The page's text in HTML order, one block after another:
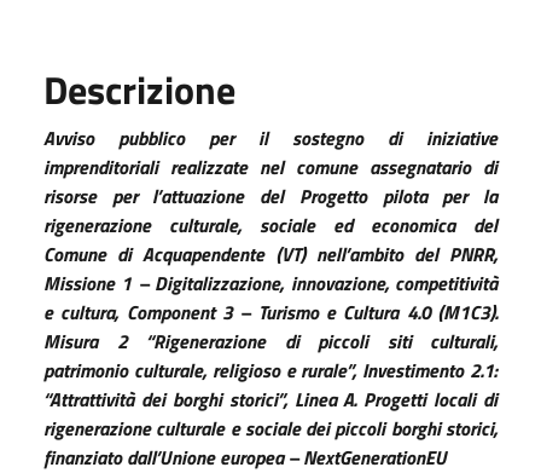
Descrizione
Avviso pubblico per il sostegno di iniziative
imprenditoriali realizzate nel comune assegnatario di
risorse per l’attuazione del Progetto pilota per la
rigenerazione culturale, sociale ed economica del
Comune di Acquapendente (VT) nell’ambito del PNRR,
Missione 1 – Digitalizzazione, innovazione, competitività
e cultura, Component 3 – Turismo e Cultura 4.0 (M1C3).
Misura 2 “Rigenerazione di piccoli siti culturali,
patrimonio culturale, religioso e rurale”, Investimento 2.1:
“Attrattività dei borghi storici”, Linea A. Progetti locali di
rigenerazione culturale e sociale dei piccoli borghi storici,
finanziato dall’Unione europea – NextGenerationEU